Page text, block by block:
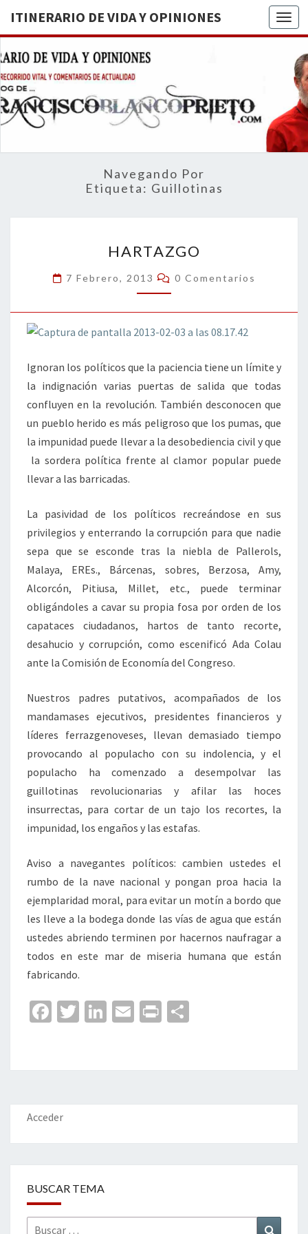
ITINERARIO DE VIDA Y OPINIONES
DE
BREVE
RECORRIDO
VITAL Y
ACTUALIDAD
Navegando Por
Etiqueta: Guillotinas
HARTAZGO
7 Febrero, 2013 Comentarios
0 Comentarios
Ignoran los políticos que la paciencia tiene un límite y
la indignación varias puertas de salida que todas
confluyen en la revolución. También desconocen que
un pueblo herido es más peligroso que los pumas, que
la impunidad puede llevar a la desobediencia civil y que
la sordera política frente al clamor popular puede
llevar a las barricadas.
La pasividad de los políticos recreándose en sus
privilegios y enterrando la corrupción para que nadie
sepa que se esconde tras la niebla de Pallerols,
Malaya, EREs., Bárcenas, sobres, Berzosa, Amy,
Alcorcón, Pitiusa, Millet, etc., puede terminar
obligándoles a cavar su propia fosa por orden de los
capataces ciudadanos, hartos de tanto recorte,
desahucio y corrupción, como escenificó Ada Colau
ante la Comisión de Economía del Congreso.
Nuestros padres putativos, acompañados de los
mandamases ejecutivos, presidentes financieros y
líderes ferrazgenoveses, llevan demasiado tiempo
provocando al populacho con su indolencia, y el
populacho ha comenzado a desempolvar las
guillotinas revolucionarias y afilar las hoces
insurrectas, para cortar de un tajo los recortes, la
impunidad, los engaños y las estafas.
Aviso a navegantes políticos: cambien ustedes el
rumbo de la nave nacional y pongan proa hacia la
ejemplaridad moral, para evitar un motín a bordo que
les lleve a la bodega donde las vías de agua que están
ustedes abriendo terminen por hacernos naufragar a
todos en este mar de miseria humana que están
fabricando.
Fa
o
o
k
T
er
Li
dI
n
E
l
Pr
p
ar
Acceder
BUSCAR TEMA
Buscar